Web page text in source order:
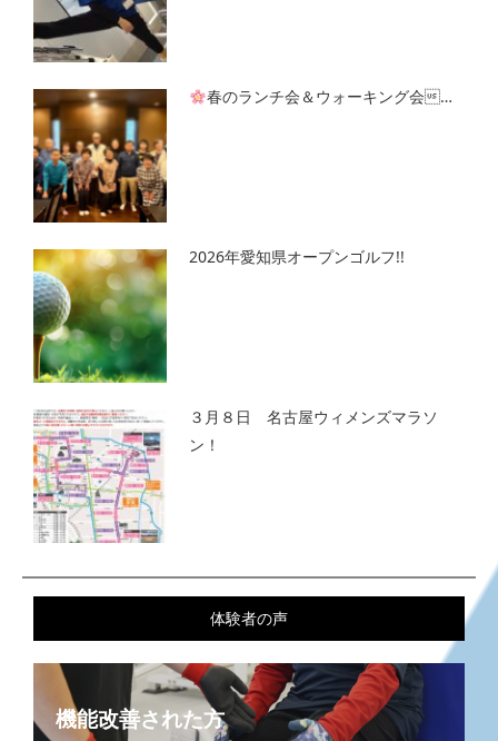
春のランチ会＆ウォーキング会…
2026年愛知県オープンゴルフ!!
３月８日 名古屋ウィメンズマラソ
ン！
体験者の声
機能改善された方